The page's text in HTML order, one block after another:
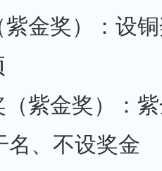
紫金奖）：设
（紫金奖）：
名、不设奖金